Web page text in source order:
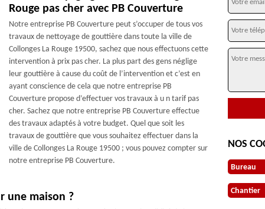
Rouge pas cher avec PB Couverture
Notre entreprise PB Couverture peut s’occuper de tous vos
travaux de nettoyage de gouttière dans toute la ville de
Collonges La Rouge 19500, sachez que nous effectuons cette
intervention à prix pas cher. La plus part des gens néglige
leur gouttière à cause du coût de l’intervention et c’est en
ayant conscience de cela que notre entreprise PB
Couverture propose d’effectuer vos travaux à u n tarif pas
cher. Sachez que notre entreprise PB Couverture effectue
des travaux adaptés à votre budget. Quel que soit les
travaux de gouttière que vous souhaitez effectuer dans la
ville de Collonges La Rouge 19500 ; vous pouvez compter sur
notre entreprise PB Couverture.
une maison ?
NOS
Bureau
Chantier